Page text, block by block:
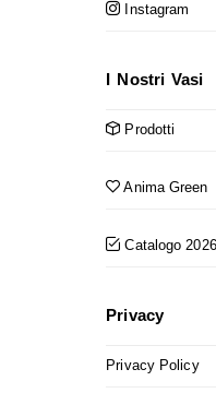
Instagram
I Nostri Vasi
Prodotti
Anima Green
Catalogo 2026
Privacy
Privacy Policy